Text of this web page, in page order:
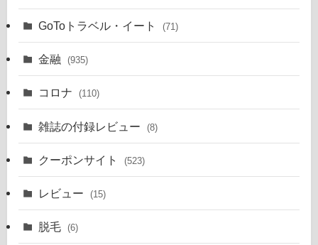
GoToトラベル・イート (71)
金融 (935)
コロナ (110)
雑誌の付録レビュー (8)
クーポンサイト (523)
レビュー (15)
脱毛 (6)